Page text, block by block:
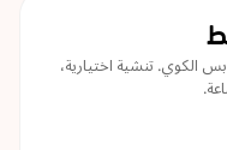
الكوي. تنشية اختيارية،